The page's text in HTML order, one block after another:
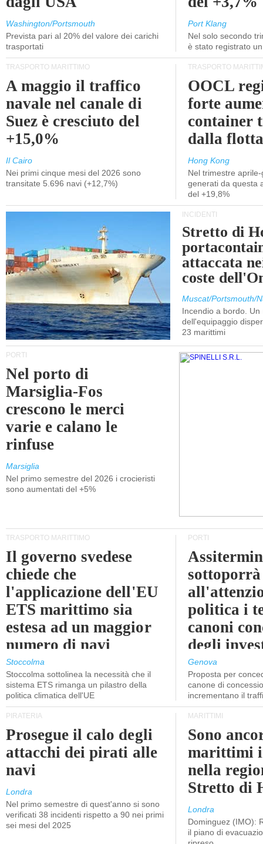
Washington/Portsmouth
Prevista pari al 20% del valore dei carichi
trasportati
Port Klang
Nel solo secondo
è stato registrato
TRASPORTO MARITTIMO
A maggio il traffico
navale nel canale di
Suez è cresciuto del
+15,0%
Il Cairo
Nei primi cinque mesi del 2026 sono
transitate 5.696 navi (+12,7%)
TRASPORTO
OOCL
forte
container
dalla
Hong Kong
Nel trimestre
generati da questa
del +19,8%
INCIDENTI
Stretto di
attaccata
coste
Muscat/Portsmouth/
Incendio a bordo. Un
dell'equipaggio
23 marittimi
PORTI
Nel porto di
Marsiglia-Fos
crescono le merci
varie e calano le
rinfuse
Marsiglia
Nel primo semestre del 2026 i crocieristi
sono aumentati del +5%
TRASPORTO MARITTIMO
Il governo svedese
chiede che
l'applicazione dell'EU
ETS marittimo sia
estesa ad un maggior
numero di navi
Stoccolma
Stoccolma sottolinea la necessità che il
sistema ETS rimanga un pilastro della
politica climatica dell'UE
PORTI
sottoporrà
politica i
canoni
degli
Genova
Proposta per
canone di
incrementano il
PIRATERIA
Prosegue il calo degli
attacchi dei pirati alle
navi
Londra
Nel primo semestre di quest'anno si sono
verificati 38 incidenti rispetto a 90 nei primi
sei mesi del 2025
MARITTIMI
Sono
marittimi
nella
Stretto di
Londra
Dominguez (IMO):
il piano di